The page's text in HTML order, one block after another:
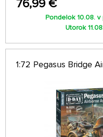
76,99 €
Pondelok 10.08.
Utorok
1:72 Pegasus Bridge